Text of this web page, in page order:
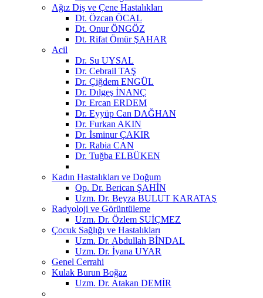
Ağız Diş ve Çene Hastalıkları
Dt. Özcan ÖCAL
Dt. Onur ÖNGÖZ
Dt. Rifat Ömür ŞAHAR
Acil
Dr. Su UYSAL
Dr. Cebrail TAŞ
Dr. Çiğdem ENGÜL
Dr. Dılgeş İNANÇ
Dr. Ercan ERDEM
Dr. Eyyüp Can DAĞHAN
Dr. Furkan AKIN
Dr. İsminur ÇAKIR
Dr. Rabia CAN
Dr. Tuğba ELBÜKEN
Kadın Hastalıkları ve Doğum
Op. Dr. Berican ŞAHİN
Uzm. Dr. Beyza BULUT KARATAŞ
Radyoloji ve Görüntüleme
Uzm. Dr. Özlem SUİÇMEZ
Çocuk Sağlığı ve Hastalıkları
Uzm. Dr. Abdullah BİNDAL
Uzm. Dr. İyana UYAR
Genel Cerrahi
Kulak Burun Boğaz
Uzm. Dr. Atakan DEMİR